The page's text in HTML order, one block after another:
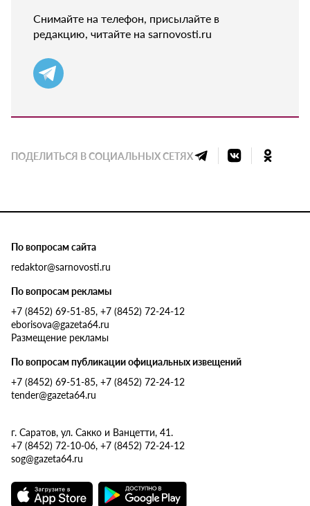
Снимайте на телефон, присылайте в
редакцию, читайте на sarnovosti.ru
ПОДЕЛИТЬСЯ В СОЦИАЛЬНЫХ СЕТЯХ
По вопросам сайта
redaktor@sarnovosti.ru
По вопросам рекламы
+7 (8452) 69-51-85, +7 (8452) 72-24-12
eborisova@gazeta64.ru
Размещение рекламы
По вопросам публикации официальных извещений
+7 (8452) 69-51-85, +7 (8452) 72-24-12
tender@gazeta64.ru
г. Саратов, ул. Сакко и Ванцетти, 41.
+7 (8452) 72-10-06, +7 (8452) 72-24-12
sog@gazeta64.ru